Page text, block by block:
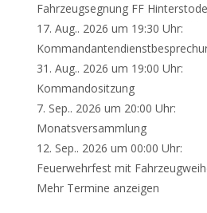
Fahrzeugsegnung FF
17. Aug.. 2026 um 19:30 Uhr:
31. Aug.. 2026 um 19:00 Uhr:
Kommandositzung
7. Sep.. 2026 um 20:00 Uhr:
Monatsversammlung
12. Sep.. 2026 um 00:00 Uhr:
Feuerwehrfest mit
Mehr Termine anzeigen